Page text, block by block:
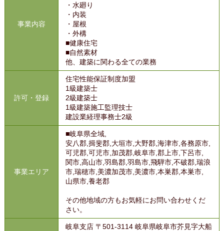
事業内容
・水廻り
・内装
・屋根
・外構
■健康住宅
■自然素材
他、建築に関わる全ての業務
許可・登録
住宅性能保証制度加盟
1級建築士
2級建築士
1級建築施工監理技士
建設業経理事務士2級
事業エリア
■岐阜県全域,
安八郡,揖斐郡,大垣市,大野郡,海津市,各務原市,
可児郡,可児市,加茂郡,岐阜市,郡上市,下呂市,
関市,高山市,羽島郡,羽島市,飛騨市,不破郡,瑞浪
市,瑞穂市,美濃加茂市,美濃市,本巣郡,本巣市,
山県市,養老郡
その他地域の方もお気軽にお問い合わせくだ
さい。
岐阜支店 〒501-3114 岐阜県岐阜市芥見字大船